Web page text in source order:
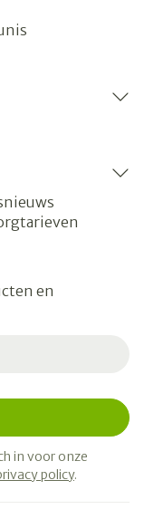
en
in voor onze
policy.